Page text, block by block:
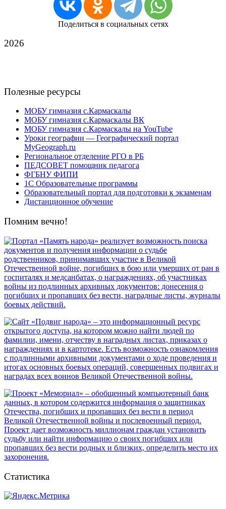
Поделиться в социальных сетях
2026
Полезные ресурсы
МОБУ гимназия с.Кармаскалы
МОБУ гимназия с.Кармаскалы ВК
МОБУ гимназия с.Кармаскалы на YouTube
Уроки географии — Географический портал
MyGeograph.ru
Региональное отделение РГО в РБ
ПЕДСОВЕТ помощник педагога
ФГБНУ ФИПИ
1С Образовательные программы
Образовательный портал для подготовки к экзаменам
Дистанционное обучение
Помним вечно!
Статистика